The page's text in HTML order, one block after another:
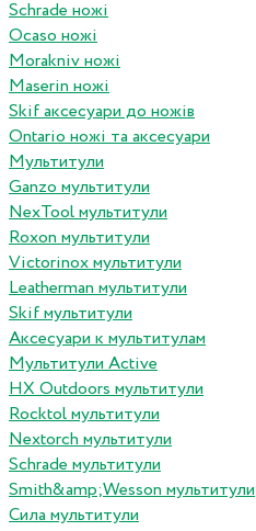
Schrade ножі
Ocaso ножі
Morakniv ножі
Maserin ножі
Skif аксесуари до ножів
Ontario ножі та аксесуари
Мультитули
Ganzo мультитули
NexTool мультитули
Roxon мультитули
Victorinox мультитули
Leatherman мультитули
Skif мультитули
Аксесуари к мультитулам
Мультитули Active
HX Outdoors мультитули
Rocktol мультитули
Nextorch мультитули
Schrade мультитули
Smith&amp;Wesson мультитули
Сила мультитули